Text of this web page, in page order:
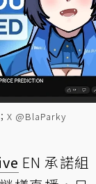
X @BlaParky
EN 承諾組